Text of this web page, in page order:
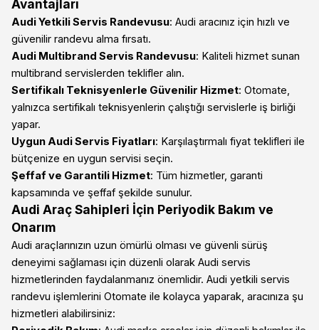
Avantajları
Audi Yetkili Servis Randevusu: Audi aracınız için hızlı ve
güvenilir randevu alma fırsatı.
Audi Multibrand Servis Randevusu: Kaliteli hizmet sunan
multibrand servislerden teklifler alın.
Sertifikalı Teknisyenlerle Güvenilir Hizmet: Otomate,
yalnızca sertifikalı teknisyenlerin çalıştığı servislerle iş birliği
yapar.
Uygun Audi Servis Fiyatları: Karşılaştırmalı fiyat teklifleri ile
bütçenize en uygun servisi seçin.
Şeffaf ve Garantili Hizmet: Tüm hizmetler, garanti
kapsamında ve şeffaf şekilde sunulur.
Audi Araç Sahipleri İçin Periyodik Bakım ve
Onarım
Audi araçlarınızın uzun ömürlü olması ve güvenli sürüş
deneyimi sağlaması için düzenli olarak Audi servis
hizmetlerinden faydalanmanız önemlidir. Audi yetkili servis
randevu işlemlerini Otomate ile kolayca yaparak, aracınıza şu
hizmetleri alabilirsiniz: